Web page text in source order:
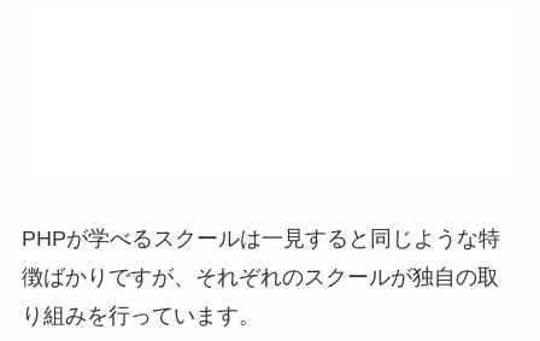
PHPが学べるスクールは一見すると同じような特
徴ばかりですが、それぞれのスクールが独自の取
り組みを行っています。